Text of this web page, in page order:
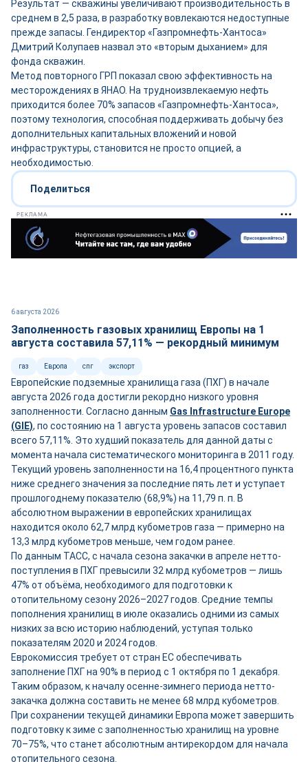
Результат — скважины увеличивают производительность в
среднем в 2,5 раза, в разработку вовлекаются недоступные
прежде запасы. Гендиректор «Газпромнефть-Хантоса»
Дмитрий Колупаев назвал это «вторым дыханием» для
фонда скважин.
Метод повторного ГРП показал свою эффективность на
месторождениях в ЯНАО. На трудноизвлекаемую нефть
приходится более 70% запасов «Газпромнефть-Хантоса»,
поэтому технология, способная поддерживать добычу без
дополнительных капитальных вложений и новой
инфраструктуры, становится не просто опцией, а
необходимостью.
Поделиться
РЕКЛАМА
6 августа 2026
Заполненность газовых хранилищ Европы на 1
августа составила 57,11% — рекордный минимум
газ Европа спг экспорт
Европейские подземные хранилища газа (ПХГ) в начале
августа 2026 года достигли рекордно низкого уровня
заполненности. Согласно данным Gas Infrastructure Europe
(GIE), по состоянию на 1 августа уровень запасов составил
всего 57,11%. Это худший показатель для данной даты с
момента начала систематического мониторинга в 2011 году.
Текущий уровень заполненности на 16,4 процентного пункта
ниже среднего значения за последние пять лет и уступает
прошлогоднему показателю (68,9%) на 11,79 п. п. В
абсолютном выражении в европейских хранилищах
находится около 62,7 млрд кубометров газа — примерно на
13,3 млрд кубометров меньше, чем годом ранее.
По данным ТАСС, с начала сезона закачки в апреле нетто-
поступления в ПХГ превысили 32 млрд кубометров — лишь
47% от объёма, необходимого для подготовки к
отопительному сезону 2026–2027 годов. Средние темпы
пополнения хранилищ в июле оказались одними из самых
низких за всю историю наблюдений, уступая только
показателям 2020 и 2024 годов.
Еврокомиссия требует от стран ЕС обеспечивать
заполнение ПХГ на 90% в период с 1 октября по 1 декабря.
Таким образом, к началу осенне-зимнего периода нетто-
закачка должна составить не менее 68 млрд кубометров.
При сохранении текущей динамики Европа может завершить
подготовку к зиме с заполненностью хранилищ на уровне
70–75%, что станет абсолютным антирекордом для начала
отопительного сезона.